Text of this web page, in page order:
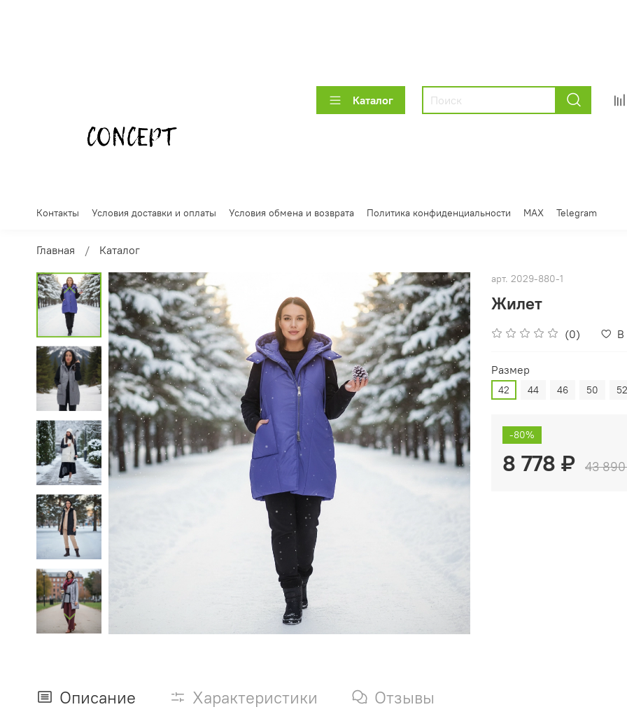
Каталог
Контакты Условия доставки и оплаты Условия обмена и возврата Политика конфиденциальности MAX Telegram
Главная Каталог
арт. 2029-880-1
Жилет
(0) В
Размер
42 44 46 50 52
-80%
8 778 ₽ 43
Описание Характеристики Отзывы